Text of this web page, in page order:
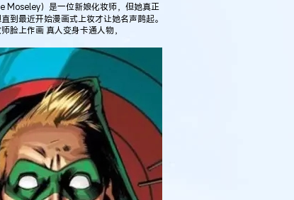
）是一位新娘化妆师，但她真正
到最近开始漫画式上妆才让她名声鹊起。
脸上作画 真人变身卡通人物，